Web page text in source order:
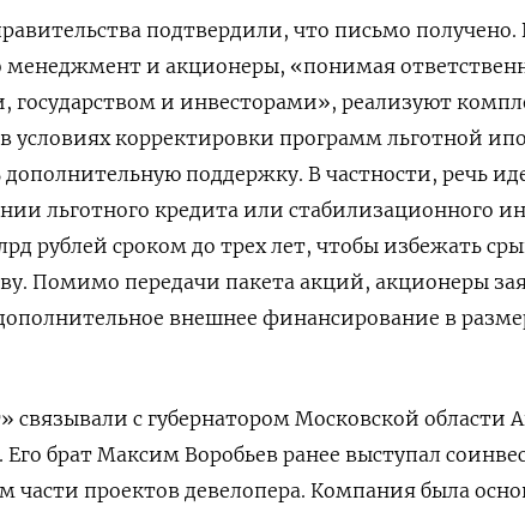
подтвердили, что письмо
менеджмент и акционеры, «понимая
государством и инвесторами», реализуют
условиях корректировки программ льготной
дополнительную поддержку. В частности, речь
льготного кредита или стабилизационного
рублей сроком до трех лет, чтобы избежать
Помимо передачи пакета акций, акционеры
внешнее финансирование в
связывали с губернатором Московской области
брат Максим Воробьев ранее выступал
части проектов девелопера. Компания была